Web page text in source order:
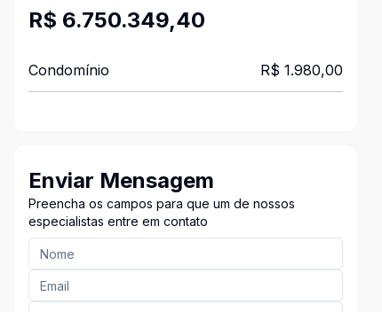
R$ 6.750.349,40
Condomínio R$ 1.980,00
Enviar Mensagem
Preencha os campos para que um de nossos
especialistas entre em contato